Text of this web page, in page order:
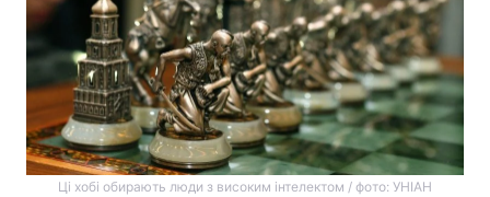
Ці хобі обирають люди з високим інтелектом / фото: УНІАН